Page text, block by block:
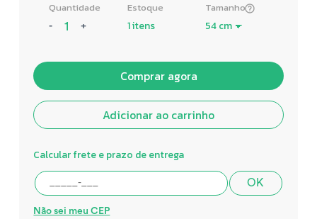
Quantidade
- +
Estoque
1 itens
Tamanho
Comprar agora
Adicionar ao carrinho
Calcular frete e prazo de entrega
OK
Não sei meu CEP